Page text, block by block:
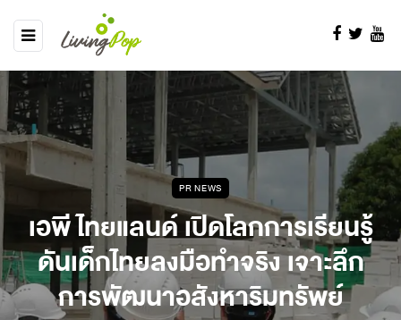
PR NEWS
เอพี ไทยแลนด์ เปิดโลกการเรียนรู้
ดันเด็กไทยลงมือทำจริง เจาะลึก
การพัฒนาอสังหาริมทรัพย์